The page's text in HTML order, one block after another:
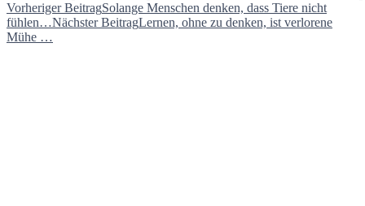
Beitragsnavigation
Vorheriger BeitragSolange Menschen denken, dass Tiere nicht
fühlen…Nächster BeitragLernen, ohne zu denken, ist verlorene
Mühe …